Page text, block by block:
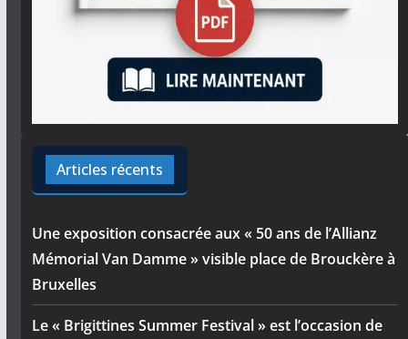
Articles récents
Une exposition consacrée aux « 50 ans de l’Allianz
Mémorial Van Damme » visible place de Brouckère à
Bruxelles
Le « Brigittines Summer Festival » est l’occasion de